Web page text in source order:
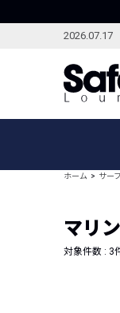
2026.07.17
ブランドか
新着アイテム
編集部のお
ホーム サー
マリ
対象件数 : 3